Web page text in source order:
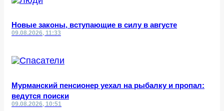
Новые законы, вступающие в силу в августе
09.08.2026, 11:33
Мурманский пенсионер уехал на рыбалку и пропал:
ведутся поиски
09.08.2026, 10:51